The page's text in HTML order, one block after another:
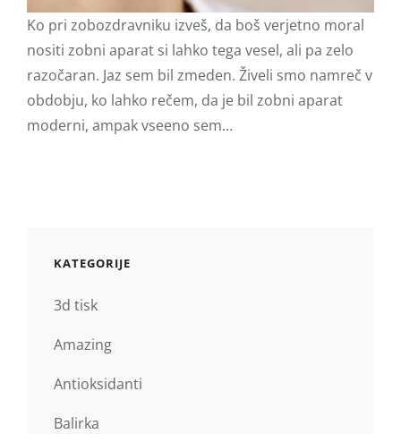
Ko pri zobozdravniku izveš, da boš verjetno moral
nositi zobni aparat si lahko tega vesel, ali pa zelo
razočaran. Jaz sem bil zmeden. Živeli smo namreč v
obdobju, ko lahko rečem, da je bil zobni aparat
moderni, ampak vseeno sem…
KATEGORIJE
3d tisk
Amazing
Antioksidanti
Balirka